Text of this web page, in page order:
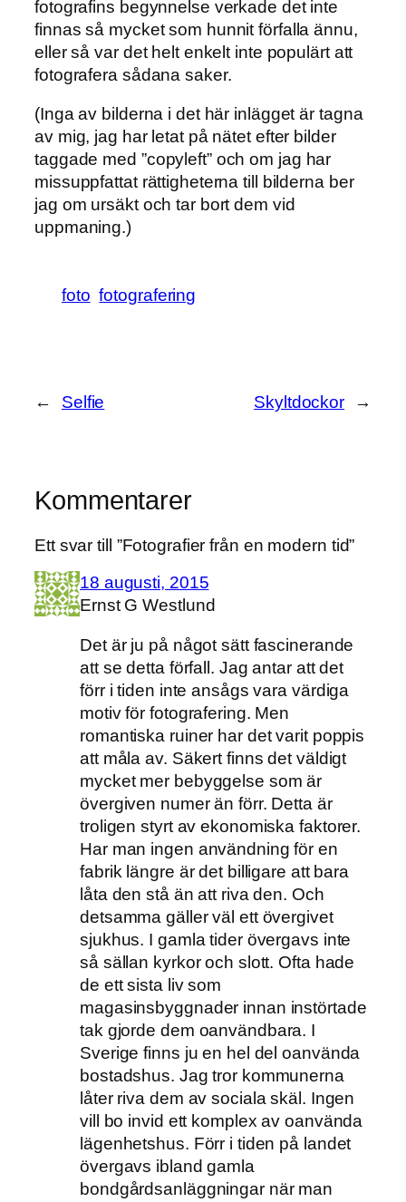
fotografins begynnelse verkade det inte
finnas så mycket som hunnit förfalla ännu,
eller så var det helt enkelt inte populärt att
fotografera sådana saker.
(Inga av bilderna i det här inlägget är tagna
av mig, jag har letat på nätet efter bilder
taggade med ”copyleft” och om jag har
missuppfattat rättigheterna till bilderna ber
jag om ursäkt och tar bort dem vid
uppmaning.)
foto fotografering
← Selfie Skyltdockor →
Kommentarer
Ett svar till ”Fotografier från en modern tid”
18 augusti, 2015
Ernst G Westlund
Det är ju på något sätt fascinerande
att se detta förfall. Jag antar att det
förr i tiden inte ansågs vara värdiga
motiv för fotografering. Men
romantiska ruiner har det varit poppis
att måla av. Säkert finns det väldigt
mycket mer bebyggelse som är
övergiven numer än förr. Detta är
troligen styrt av ekonomiska faktorer.
Har man ingen användning för en
fabrik längre är det billigare att bara
låta den stå än att riva den. Och
detsamma gäller väl ett övergivet
sjukhus. I gamla tider övergavs inte
så sällan kyrkor och slott. Ofta hade
de ett sista liv som
magasinsbyggnader innan instörtade
tak gjorde dem oanvändbara. I
Sverige finns ju en hel del oanvända
bostadshus. Jag tror kommunerna
låter riva dem av sociala skäl. Ingen
vill bo invid ett komplex av oanvända
lägenhetshus. Förr i tiden på landet
övergavs ibland gamla
bondgårdsanläggningar när man